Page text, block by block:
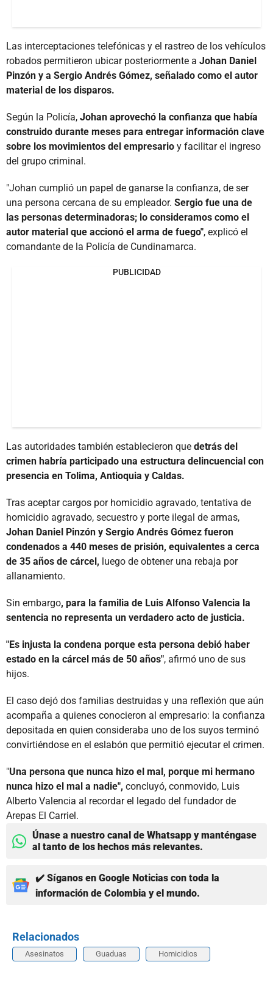
Las interceptaciones telefónicas y el rastreo de los vehículos
robados permitieron ubicar posteriormente a Johan Daniel
Pinzón y a Sergio Andrés Gómez, señalado como el autor
material de los disparos.
Según la Policía, Johan aprovechó la confianza que había
construido durante meses para entregar información clave
sobre los movimientos del empresario y facilitar el ingreso
del grupo criminal.
"Johan cumplió un papel de ganarse la confianza, de ser
una persona cercana de su empleador. Sergio fue una de
las personas determinadoras; lo consideramos como el
autor material que accionó el arma de fuego", explicó el
comandante de la Policía de Cundinamarca.
PUBLICIDAD
Las autoridades también establecieron que detrás del
crimen habría participado una estructura delincuencial con
presencia en Tolima, Antioquia y Caldas.
Tras aceptar cargos por homicidio agravado, tentativa de
homicidio agravado, secuestro y porte ilegal de armas,
Johan Daniel Pinzón y Sergio Andrés Gómez fueron
condenados a 440 meses de prisión, equivalentes a cerca
de 35 años de cárcel, luego de obtener una rebaja por
allanamiento.
Sin embargo, para la familia de Luis Alfonso Valencia la
sentencia no representa un verdadero acto de justicia.
"Es injusta la condena porque esta persona debió haber
estado en la cárcel más de 50 años", afirmó uno de sus
hijos.
El caso dejó dos familias destruidas y una reflexión que aún
acompaña a quienes conocieron al empresario: la confianza
depositada en quien consideraba uno de los suyos terminó
convirtiéndose en el eslabón que permitió ejecutar el crimen.
"Una persona que nunca hizo el mal, porque mi hermano
nunca hizo el mal a nadie", concluyó, conmovido, Luis
Alberto Valencia al recordar el legado del fundador de
Arepas El Carriel.
Únase a nuestro canal de Whatsapp y manténgase
al tanto de los hechos más relevantes.
✔️ Síganos en Google Noticias con toda la
información de Colombia y el mundo.
Relacionados
Asesinatos Guaduas Homicidios